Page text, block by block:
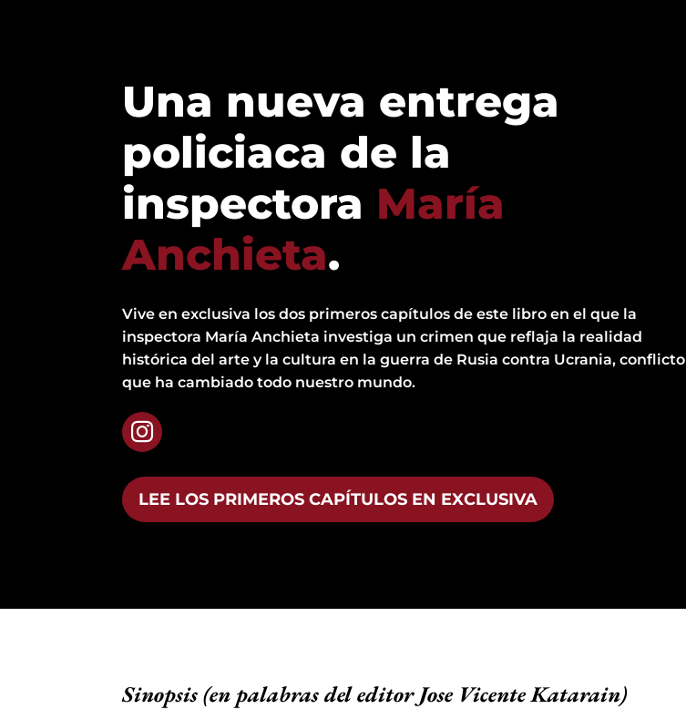
Una nueva entrega
policiaca de la
inspectora María
Anchieta.
Vive en exclusiva los dos primeros capítulos de este libro en el que la
inspectora María Anchieta investiga un crimen que reflaja la realidad
histórica del arte y la cultura en la guerra de Rusia contra Ucrania, conflicto
que ha cambiado todo nuestro mundo.

LEE LOS PRIMEROS CAPÍTULOS EN EXCLUSIVA
Sinopsis (en palabras del editor Jose Vicente Katarain)